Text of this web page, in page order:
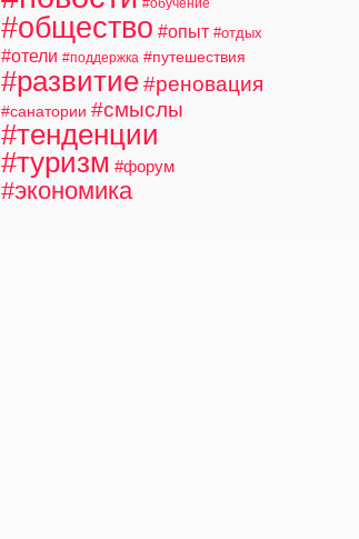
#обучение
#общество #опыт #отдых
#отели #поддержка #путешествия
#развитие #реновация
#санатории #смыслы
#тенденции
#туризм #форум
#экономика